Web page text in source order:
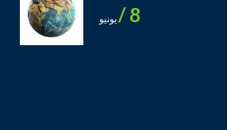
8 / يونيو